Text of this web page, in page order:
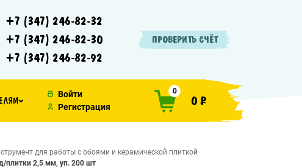
+7 (347) 246-82-32
+7 (347) 246-82-30
+7 (347) 246-82-92
ПРОВЕРИТЬ СЧЁТ
Войти
Регистрация
0
0 ₽
для работы с обоями и керамической плиткой
плитки 2,5 мм, уп. 200 шт